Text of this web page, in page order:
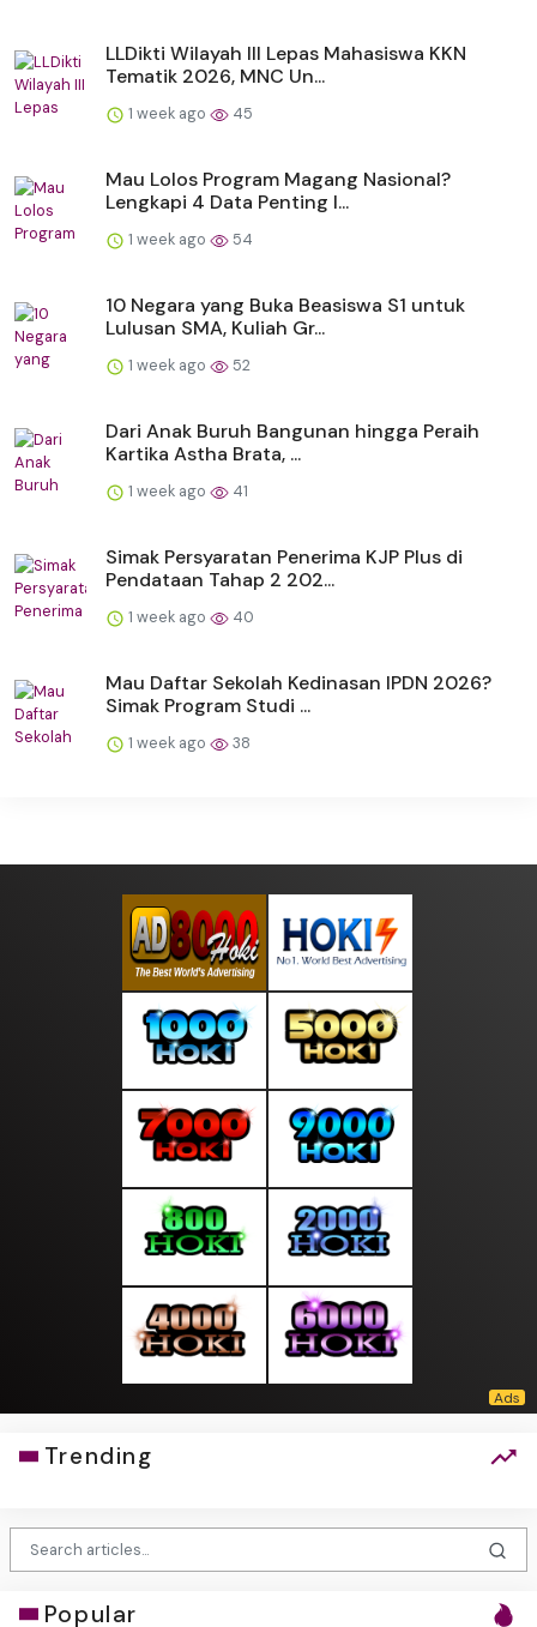
LLDikti Wilayah III Lepas Mahasiswa KKN
Tematik 2026, MNC Un...
1 week ago 45
Mau Lolos Program Magang Nasional?
Lengkapi 4 Data Penting I...
1 week ago 54
10 Negara yang Buka Beasiswa S1 untuk
Lulusan SMA, Kuliah Gr...
1 week ago 52
Dari Anak Buruh Bangunan hingga Peraih
Kartika Astha Brata, ...
1 week ago 41
Simak Persyaratan Penerima KJP Plus di
Pendataan Tahap 2 202...
1 week ago 40
Mau Daftar Sekolah Kedinasan IPDN 2026?
Simak Program Studi ...
1 week ago 38
Trending
Popular